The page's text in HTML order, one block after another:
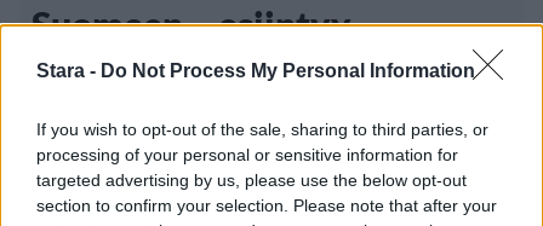
Stara - Do Not Process My Personal Information
If you wish to opt-out of the sale, sharing to third parties, or
processing of your personal or sensitive information for
targeted advertising by us, please use the below opt-out
section to confirm your selection. Please note that after your
Suomeen – esiintyy
Helsingin Jäähallissa
toukokuussa
Kolumbialainen laulaja J Balvin nauttii